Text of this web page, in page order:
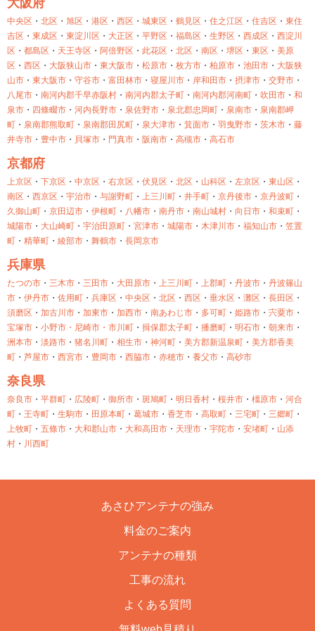
中央区 ・ 北区 ・ 旭区 ・ 港区 ・ 西区 ・ 城東区 ・ 鶴見区 ・ 住之江区 ・ 住吉区 ・ 東住
吉区 ・ 東成区 ・ 東淀川区 ・ 大正区 ・ 平野区 ・ 福島区 ・ 生野区 ・ 西成区 ・ 西淀川
区 ・ 都島区 ・ 天王寺区 ・ 阿倍野区 ・ 此花区 ・ 北区 ・ 南区 ・ 堺区 ・ 東区 ・ 美原
区 ・ 西区 ・ 大阪狭山市 ・ 東大阪市 ・ 松原市 ・ 枚方市 ・ 柏原市 ・ 池田市 ・ 大阪狭
山市 ・ 東大阪市 ・ 守谷市 ・ 富田林市 ・ 寝屋川市 ・ 岸和田市 ・ 摂津市 ・ 交野市 ・
八尾市 ・ 南河内郡千早赤阪村 ・ 南河内郡太子町 ・ 南河内郡河南町 ・ 吹田市 ・ 和
泉市 ・ 四條畷市 ・ 河内長野市 ・ 泉佐野市 ・ 泉北郡忠岡町 ・ 泉南市 ・ 泉南郡岬
町 ・ 泉南郡熊取町 ・ 泉南郡田尻町 ・ 泉大津市 ・ 箕面市 ・ 羽曳野市 ・ 茨木市 ・ 藤
井寺市 ・ 豊中市 ・ 貝塚市 ・ 門真市 ・ 阪南市 ・ 高槻市 ・ 高石市
京都府
上京区 ・ 下京区 ・ 中京区 ・ 右京区 ・ 伏見区 ・ 北区 ・ 山科区 ・ 左京区 ・ 東山区 ・
南区 ・ 西京区 ・ 宇治市 ・ 与謝野町 ・ 上三川町 ・ 井手町 ・ 京丹後市 ・ 京丹波町 ・
久御山町 ・ 京田辺市 ・ 伊根町 ・ 八幡市 ・ 南丹市 ・ 南山城村 ・ 向日市 ・ 和束町 ・
城陽市 ・ 大山崎町 ・ 宇治田原町 ・ 宮津市 ・ 城陽市 ・ 木津川市 ・ 福知山市 ・ 笠置
町 ・ 精華町 ・ 綾部市 ・ 舞鶴市 ・ 長岡京市
兵庫県
たつの市 ・ 三木市 ・ 三田市 ・ 大田原市 ・ 上三川町 ・ 上郡町 ・ 丹波市 ・ 丹波篠山
市 ・ 伊丹市 ・ 佐用町 ・ 兵庫区 ・ 中央区 ・ 北区 ・ 西区 ・ 垂水区 ・ 灘区 ・ 長田区 ・
須磨区 ・ 加古川市 ・ 加東市 ・ 加西市 ・ 南あわじ市 ・ 多可町 ・ 姫路市 ・ 宍粟市 ・
宝塚市 ・ 小野市・ 尼崎市・ 市川町 ・ 揖保郡太子町 ・ 播磨町 ・ 明石市 ・ 朝来市 ・
洲本市 ・ 淡路市 ・ 猪名川町 ・ 相生市 ・ 神河町 ・ 美方郡新温泉町 ・ 美方郡香美
町 ・ 芦屋市 ・ 西宮市 ・ 豊岡市 ・ 西脇市 ・ 赤穂市 ・ 養父市 ・ 高砂市
奈良県
奈良市 ・ 平群町 ・ 広陵町 ・ 御所市 ・ 斑鳩町 ・ 明日香村 ・ 桜井市 ・ 橿原市 ・ 河合
町 ・ 王寺町 ・ 生駒市 ・ 田原本町 ・ 葛城市 ・ 香芝市 ・ 高取町 ・ 三宅町 ・ 三郷町 ・
上牧町 ・ 五條市 ・ 大和郡山市 ・ 大和高田市 ・ 天理市 ・ 宇陀市 ・ 安堵町 ・ 山添
村 ・ 川西町
あさひアンテナの強み
料金のご案内
アンテナの種類
工事の流れ
よくある質問